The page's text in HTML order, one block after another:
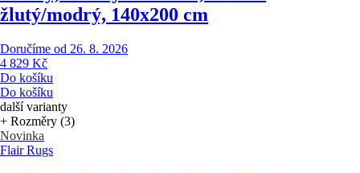
žlutý/modrý, 140x200 cm
Doručíme od 26. 8. 2026
4 829 Kč
Do košíku
Do košíku
další varianty
+ Rozměry (3)
Novinka
Flair Rugs